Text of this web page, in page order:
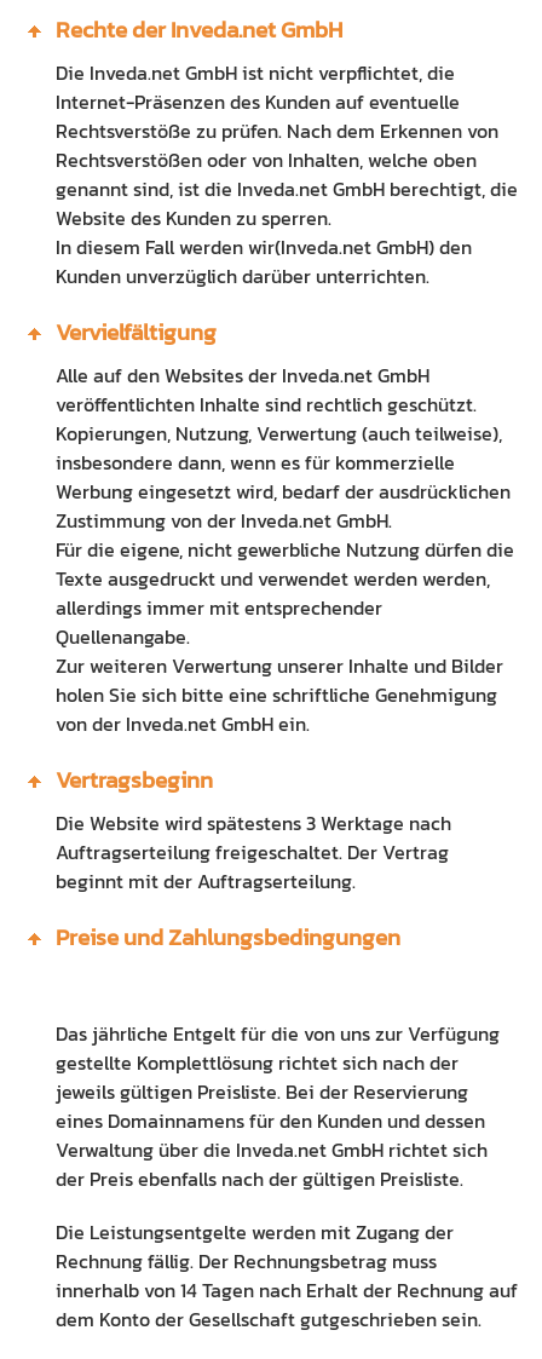
Rechte der Inveda.net GmbH
Die Inveda.net GmbH ist nicht verpflichtet, die
Internet-Präsenzen des Kunden auf eventuelle
Rechtsverstöße zu prüfen. Nach dem Erkennen von
Rechtsverstößen oder von Inhalten, welche oben
genannt sind, ist die Inveda.net GmbH berechtigt, die
Website des Kunden zu sperren.
In diesem Fall werden wir(Inveda.net GmbH) den
Kunden unverzüglich darüber unterrichten.
Vervielfältigung
Alle auf den Websites der Inveda.net GmbH
veröffentlichten Inhalte sind rechtlich geschützt.
Kopierungen, Nutzung, Verwertung (auch teilweise),
insbesondere dann, wenn es für kommerzielle
Werbung eingesetzt wird, bedarf der ausdrücklichen
Zustimmung von der Inveda.net GmbH.
Für die eigene, nicht gewerbliche Nutzung dürfen die
Texte ausgedruckt und verwendet werden werden,
allerdings immer mit entsprechender
Quellenangabe.
Zur weiteren Verwertung unserer Inhalte und Bilder
holen Sie sich bitte eine schriftliche Genehmigung
von der Inveda.net GmbH ein.
Vertragsbeginn
Die Website wird spätestens 3 Werktage nach
Auftragserteilung freigeschaltet. Der Vertrag
beginnt mit der Auftragserteilung.
Preise und Zahlungsbedingungen
Das jährliche Entgelt für die von uns zur Verfügung
gestellte Komplettlösung richtet sich nach der
jeweils gültigen Preisliste. Bei der Reservierung
eines Domainnamens für den Kunden und dessen
Verwaltung über die Inveda.net GmbH richtet sich
der Preis ebenfalls nach der gültigen Preisliste.
Die Leistungsentgelte werden mit Zugang der
Rechnung fällig. Der Rechnungsbetrag muss
innerhalb von 14 Tagen nach Erhalt der Rechnung auf
dem Konto der Gesellschaft gutgeschrieben sein.